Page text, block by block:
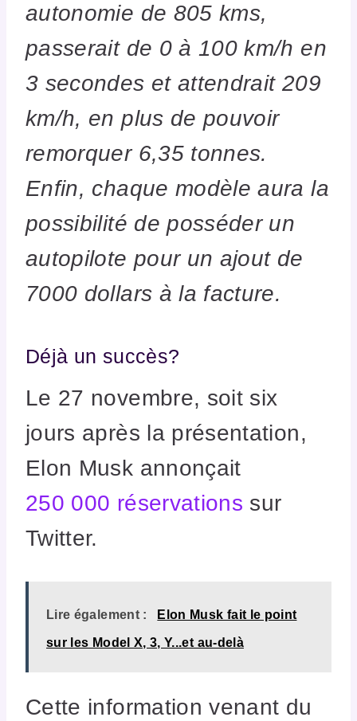
autonomie de 805 kms,
passerait de 0 à 100 km/h en
3 secondes et attendrait 209
km/h, en plus de pouvoir
remorquer 6,35 tonnes.
Enfin, chaque modèle aura la
possibilité de posséder un
autopilote pour un ajout de
7000 dollars à la facture.
Déjà un succès?
Le 27 novembre, soit six
jours après la présentation,
Elon Musk annonçait
250 000 réservations sur
Twitter.
Lire également : Elon Musk fait le point
sur les Model X, 3, Y...et au-delà
Cette information venant du